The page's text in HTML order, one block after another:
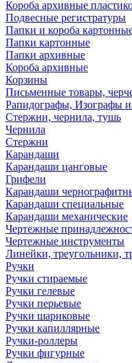
Короба архивные
Подвесные регистратуры
Папки и короба
Папки картонные
Папки архивные
Короба архивные
Корзины
Письменные товары,
Рапидографы, Изографы и
Стержни, чернила, тушь
Чернила
Стержни
Карандаши
Карандаши цанговые
Грифели
Карандаши
Карандаши специальные
Карандаши механические
Чертежные
Чертежные инструменты
Линейки, треугольники,
Ручки
Ручки стираемые
Ручки гелевые
Ручки перьевые
Ручки шариковые
Ручки капиллярные
Ручки-роллеры
Ручки фигурные